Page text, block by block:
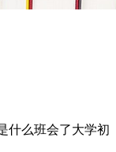
什么班会了大学初